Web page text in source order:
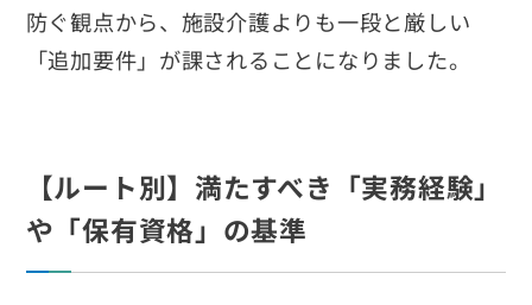
防ぐ観点から、施設介護よりも一段と厳しい
「追加要件」が課されることになりました。
【ルート別】満たすべき「実務経験」
や「保有資格」の基準